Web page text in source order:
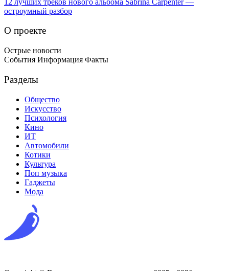
остроумный разбор
О проекте
Острые новости
События Информация Факты
Разделы
Общество
Искусство
Психология
Кино
ИТ
Автомобили
Котики
Культура
Поп музыка
Гаджеты
Мода